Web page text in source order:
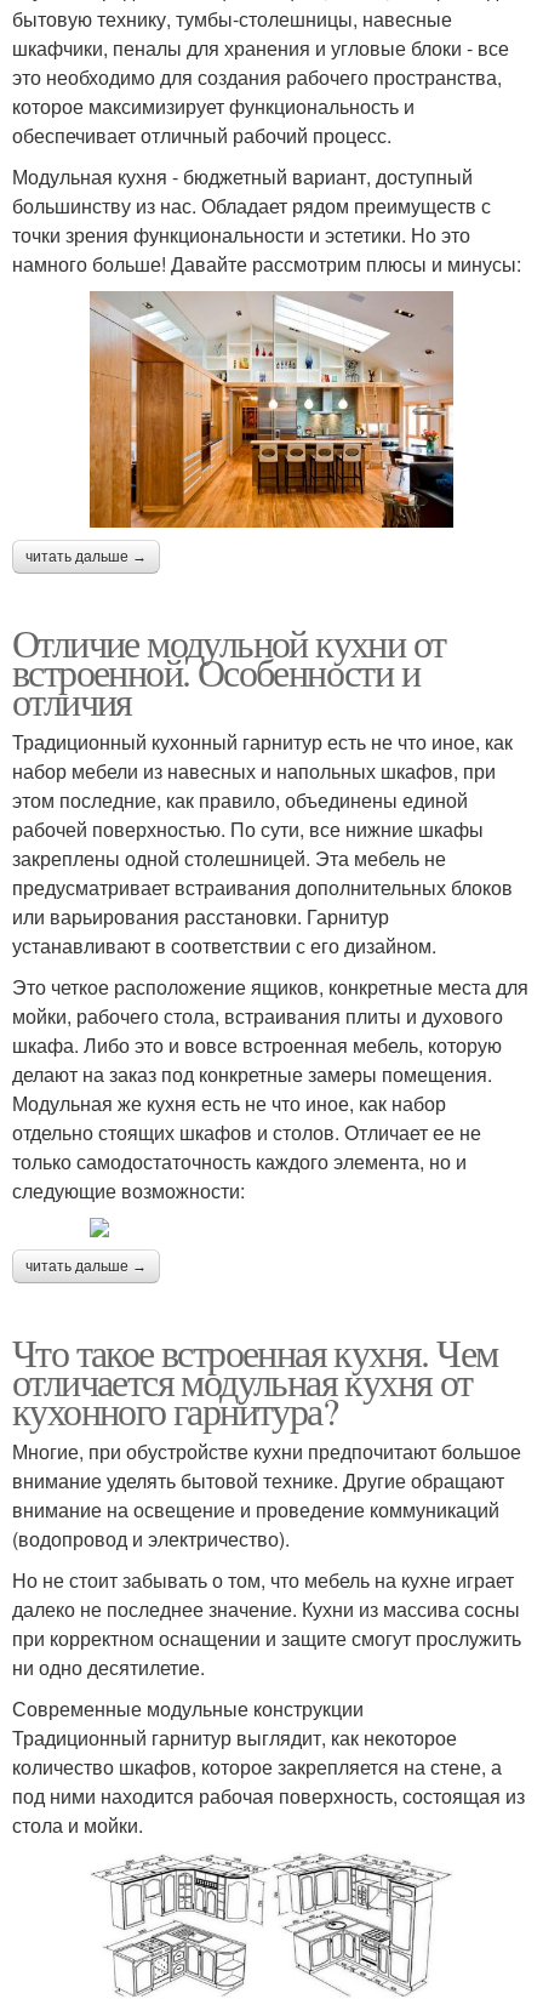
бытовую технику, тумбы-столешницы, навесные
шкафчики, пеналы для хранения и угловые блоки - все
это необходимо для создания рабочего пространства,
которое максимизирует функциональность и
обеспечивает отличный рабочий процесс.
Модульная кухня - бюджетный вариант, доступный
большинству из нас. Обладает рядом преимуществ с
точки зрения функциональности и эстетики. Но это
намного больше! Давайте рассмотрим плюсы и минусы:
читать дальше →
Отличие модульной кухни от
встроенной. Особенности и
отличия
Традиционный кухонный гарнитур есть не что иное, как
набор мебели из навесных и напольных шкафов, при
этом последние, как правило, объединены единой
рабочей поверхностью. По сути, все нижние шкафы
закреплены одной столешницей. Эта мебель не
предусматривает встраивания дополнительных блоков
или варьирования расстановки. Гарнитур
устанавливают в соответствии с его дизайном.
Это четкое расположение ящиков, конкретные места для
мойки, рабочего стола, встраивания плиты и духового
шкафа. Либо это и вовсе встроенная мебель, которую
делают на заказ под конкретные замеры помещения.
Модульная же кухня есть не что иное, как набор
отдельно стоящих шкафов и столов. Отличает ее не
только самодостаточность каждого элемента, но и
следующие возможности:
читать дальше →
Что такое встроенная кухня. Чем
отличается модульная кухня от
кухонного гарнитура?
Многие, при обустройстве кухни предпочитают большое
внимание уделять бытовой технике. Другие обращают
внимание на освещение и проведение коммуникаций
(водопровод и электричество).
Но не стоит забывать о том, что мебель на кухне играет
далеко не последнее значение. Кухни из массива сосны
при корректном оснащении и защите смогут прослужить
ни одно десятилетие.
Современные модульные конструкции
Традиционный гарнитур выглядит, как некоторое
количество шкафов, которое закрепляется на стене, а
под ними находится рабочая поверхность, состоящая из
стола и мойки.